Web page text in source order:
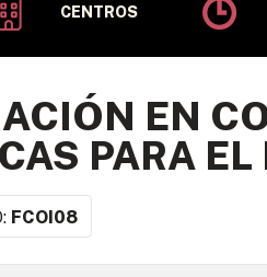
CENTROS
EN
PARA
FCOI08